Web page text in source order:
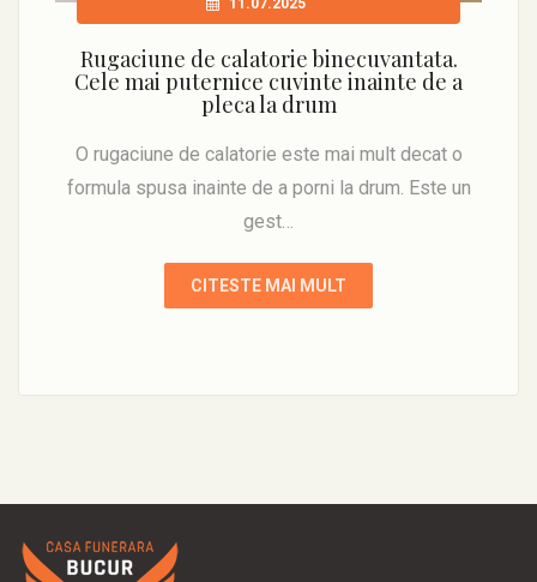
Rugaciune de calatorie binecuvantata.
Cele mai puternice cuvinte inainte de a
pleca la drum
O rugaciune de calatorie este mai mult decat o
formula spusa inainte de a porni la drum. Este un
gest…
CITESTE MAI MULT